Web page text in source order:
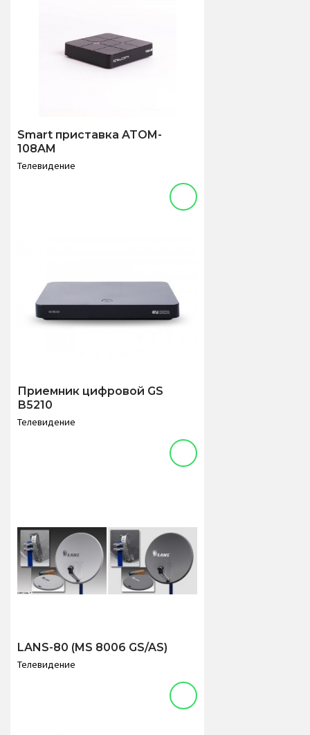
Smart приставка ATOM-
108AM
Телевидение
Приемник цифровой GS
В5210
Телевидение
LANS-80 (MS 8006 GS/AS)
Телевидение